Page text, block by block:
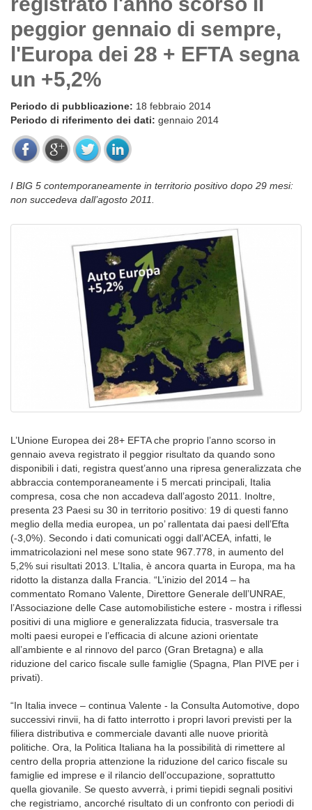
peggior gennaio di sempre,
l'Europa dei 28 + EFTA segna
un +5,2%
Periodo di pubblicazione: 18 febbraio 2014
Periodo di riferimento dei dati: gennaio 2014
I BIG 5 contemporaneamente in territorio positivo dopo 29 mesi:
non succedeva dall’agosto 2011.
L’Unione Europea dei 28+ EFTA che proprio l’anno scorso in
gennaio aveva registrato il peggior risultato da quando sono
disponibili i dati, registra quest’anno una ripresa generalizzata che
abbraccia contemporaneamente i 5 mercati principali, Italia
compresa, cosa che non accadeva dall’agosto 2011. Inoltre,
presenta 23 Paesi su 30 in territorio positivo: 19 di questi fanno
meglio della media europea, un po’ rallentata dai paesi dell’Efta
(-3,0%). Secondo i dati comunicati oggi dall’ACEA, infatti, le
immatricolazioni nel mese sono state 967.778, in aumento del
5,2% sui risultati 2013. L’Italia, è ancora quarta in Europa, ma ha
ridotto la distanza dalla Francia. “L’inizio del 2014 – ha
commentato Romano Valente, Direttore Generale dell’UNRAE,
l’Associazione delle Case automobilistiche estere - mostra i riflessi
positivi di una migliore e generalizzata fiducia, trasversale tra
molti paesi europei e l’efficacia di alcune azioni orientate
all’ambiente e al rinnovo del parco (Gran Bretagna) e alla
riduzione del carico fiscale sulle famiglie (Spagna, Plan PIVE per i
privati).
“In Italia invece – continua Valente - la Consulta Automotive, dopo
successivi rinvii, ha di fatto interrotto i propri lavori previsti per la
filiera distributiva e commerciale davanti alle nuove priorità
politiche. Ora, la Politica Italiana ha la possibilità di rimettere al
centro della propria attenzione la riduzione del carico fiscale su
famiglie ed imprese e il rilancio dell’occupazione, soprattutto
quella giovanile. Se questo avverrà, i primi tiepidi segnali positivi
che registriamo, ancorché risultato di un confronto con periodi di